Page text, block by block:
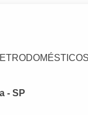
- SP